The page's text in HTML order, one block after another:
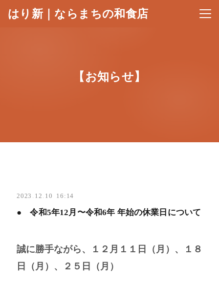
はり新｜ならまちの和食店 メニ
【お知らせ】
2023 . 12 . 10 16:14
● 令和5年12月〜令和6年 年始の休業日について
誠に勝手ながら、
１２月１１日（月）、１８
日（月）、２５日（月）